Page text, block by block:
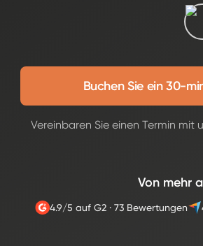
Buchen Sie ein 30-
Vereinbaren Sie einen Termin mit
Von mehr
4.9/5 auf G2· 73 Bewertungen